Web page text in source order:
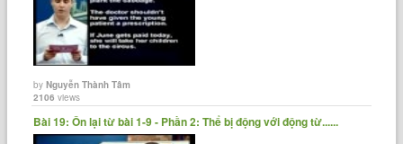
byNguyễn Thành Tâm
2106 views
Bài 19: Ôn lại từ bài 1-9 - Phần 2: Thể bị động với động từ......